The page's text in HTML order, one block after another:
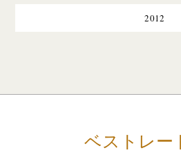
2012
ベストレー